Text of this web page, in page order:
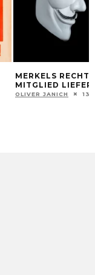
MERKELS
MITGLIED
OLIVER JANICH 13.